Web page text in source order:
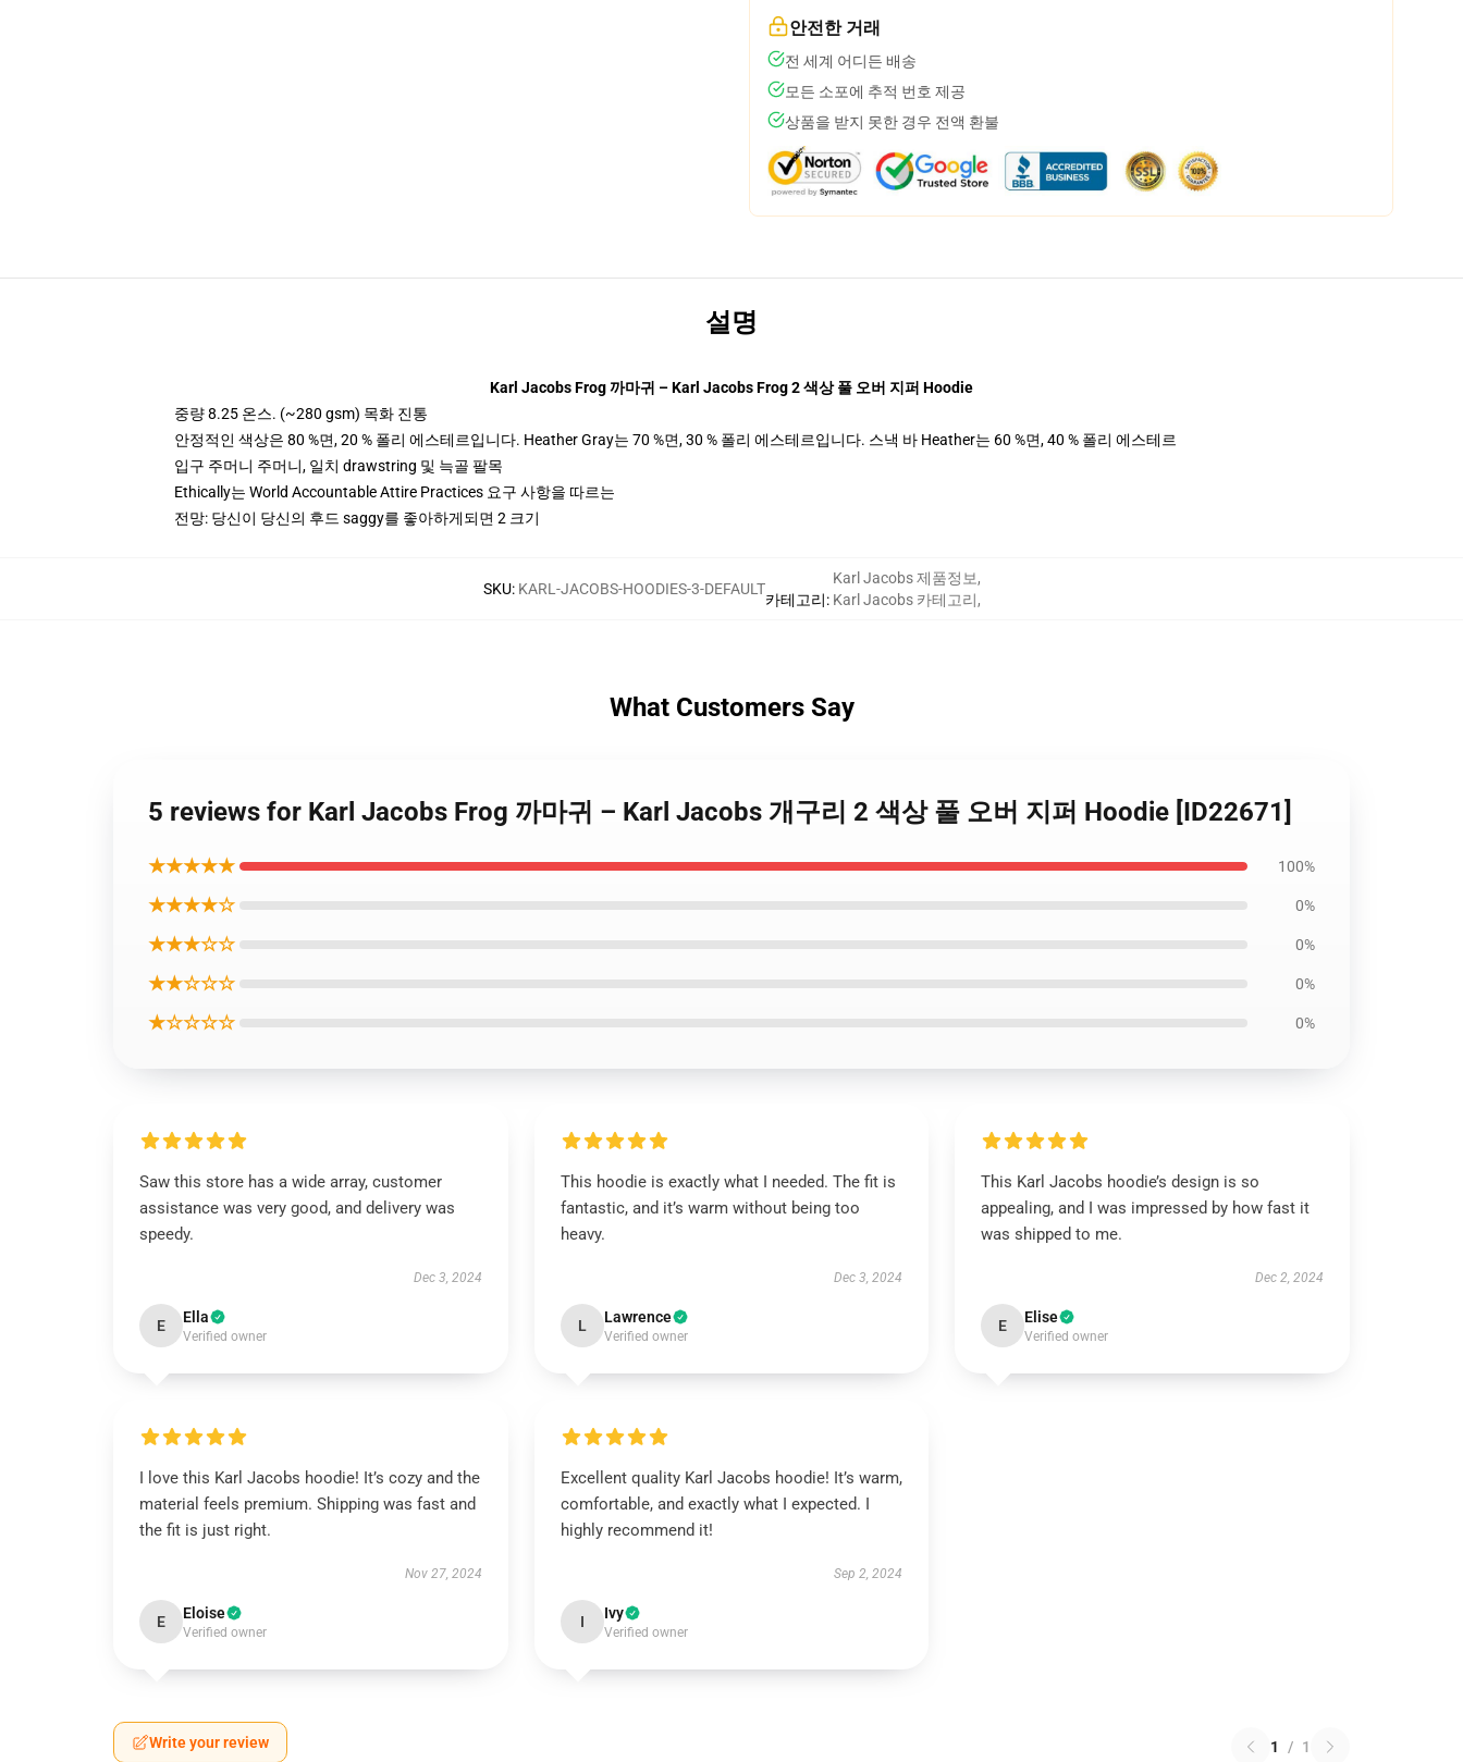
안전한 거래
전 세계 어디든 배송
모든 소포에 추적 번호 제공
상품을 받지 못한 경우 전액 환불
설명
Karl Jacobs Frog 까마귀 – Karl Jacobs Frog 2 색상 풀 오버 지퍼 Hoodie
중량 8.25 온스. (~280 gsm) 목화 진통
안정적인 색상은 80 %면, 20 % 폴리 에스테르입니다. Heather Gray는 70 %면, 30 % 폴리 에스테르입니다. 스낵 바 Heather는 60 %면, 40 % 폴리 에스테르
입구 주머니 주머니, 일치 drawstring 및 늑골 팔목
Ethically는 World Accountable Attire Practices 요구 사항을 따르는
전망: 당신이 당신의 후드 saggy를 좋아하게되면 2 크기
SKU: KARL-JACOBS-HOODIES-3-DEFAULT
카테고리:
Karl Jacobs 제품정보,
Karl Jacobs 카테고리,
What Customers Say
5 reviews for Karl Jacobs Frog 까마귀 – Karl Jacobs 개구리 2 색상 풀 오버 지퍼 Hoodie [ID22671]
★★★★★ 100%
★★★★☆ 0%
★★★☆☆ 0%
★★☆☆☆ 0%
★☆☆☆☆ 0%
Saw this store has a wide array, customer
assistance was very good, and delivery was
speedy.
Dec 3, 2024
E Ella
Verified owner
This hoodie is exactly what I needed. The fit is
fantastic, and it’s warm without being too
heavy.
Dec 3, 2024
L Lawrence
Verified owner
This Karl Jacobs hoodie’s design is so
appealing, and I was impressed by how fast it
was shipped to me.
Dec 2, 2024
E Elise
Verified owner
I love this Karl Jacobs hoodie! It’s cozy and the
material feels premium. Shipping was fast and
the fit is just right.
Nov 27, 2024
E Eloise
Verified owner
Excellent quality Karl Jacobs hoodie! It’s warm,
comfortable, and exactly what I expected. I
highly recommend it!
Sep 2, 2024
I Ivy
Verified owner
Write your review 1 / 1